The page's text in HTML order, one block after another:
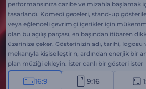
performansınıza cazibe ve mizahla başlamak
tasarlandı. Komedi geceleri, stand-up
veya eğlenceli çevrimiçi içerikler için
olan bu açılış parçası, en başından itibaren
üzerinize çeker. Gösterinizin adı, tarihi, logosu
mekanıyla kişiselleştirin, ardından enerjik bir
plan müziği ekleyin. İster canlı bir gösteri ister
çevrimiçi bir klip olsun, bu giriş parçası
parlatacak. Hemen yaratın!
16:9 9:16